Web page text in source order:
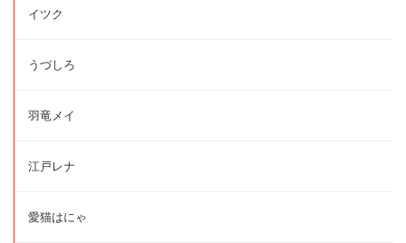
イツク
うづしろ
羽竜メイ
江戸レナ
愛猫はにゃ